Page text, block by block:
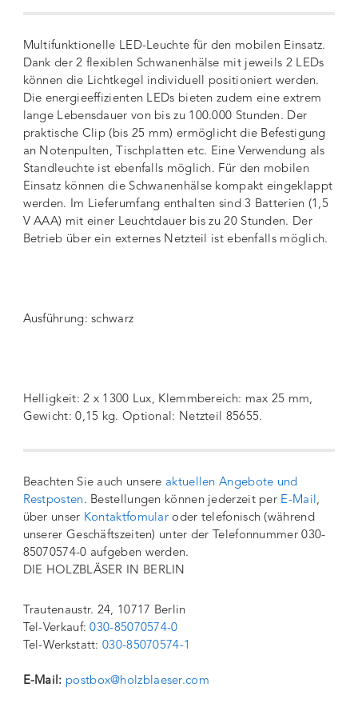
Multifunktionelle LED-Leuchte für den mobilen Einsatz.
Dank der 2 flexiblen Schwanenhälse mit jeweils 2 LEDs
können die Lichtkegel individuell positioniert werden.
Die energieeffizienten LEDs bieten zudem eine extrem
lange Lebensdauer von bis zu 100.000 Stunden. Der
praktische Clip (bis 25 mm) ermöglicht die Befestigung
an Notenpulten, Tischplatten etc. Eine Verwendung als
Standleuchte ist ebenfalls möglich. Für den mobilen
Einsatz können die Schwanenhälse kompakt eingeklappt
werden. Im Lieferumfang enthalten sind 3 Batterien (1,5
V AAA) mit einer Leuchtdauer bis zu 20 Stunden. Der
Betrieb über ein externes Netzteil ist ebenfalls möglich.
Ausführung:schwarz
Helligkeit: 2 x 1300 Lux, Klemmbereich: max 25 mm,
Gewicht: 0,15 kg. Optional: Netzteil 85655.
Beachten Sie auch unsere aktuellen Angebote und
Restposten. Bestellungen können jederzeit per E-Mail,
über unser Kontaktfomular oder telefonisch (während
unserer Geschäftszeiten) unter der Telefonnummer 030-
85070574-0 aufgeben werden.
DIE HOLZBLÄSER IN BERLIN
Trautenaustr. 24, 10717 Berlin
Tel-Verkauf:030-85070574-0
Tel-Werkstatt:030-85070574-1
E-Mail: postbox@holzblaeser.com